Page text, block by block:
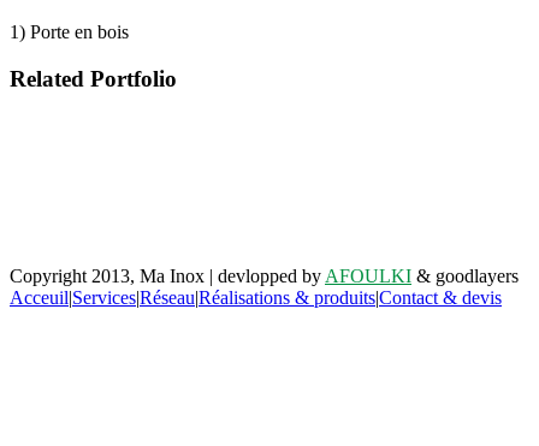
1) Porte en bois
Related Portfolio
Copyright 2013, Ma Inox | devlopped by AFOULKI & goodlayers
Acceuil|Services|Réseau|Réalisations & produits|Contact & devis